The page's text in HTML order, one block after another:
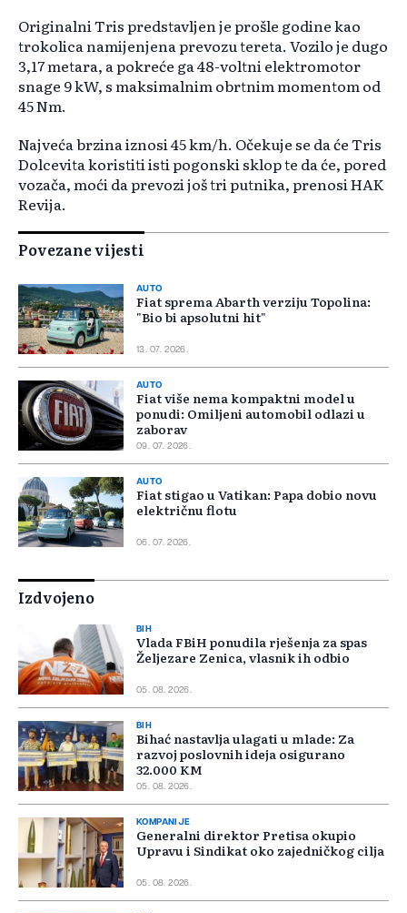
Originalni Tris predstavljen je prošle godine kao
trokolica namijenjena prevozu tereta. Vozilo je dugo
3,17 metara, a pokreće ga 48-voltni elektromotor
snage 9 kW, s maksimalnim obrtnim momentom od
45 Nm.
Najveća brzina iznosi 45 km/h. Očekuje se da će Tris
Dolcevita koristiti isti pogonski sklop te da će, pored
vozača, moći da prevozi još tri putnika, prenosi HAK
Revija.
Povezane vijesti
AUTO
Fiat sprema Abarth verziju Topolina:
"Bio bi apsolutni hit"
13. 07. 2026.
AUTO
Fiat više nema kompaktni model u
ponudi: Omiljeni automobil odlazi u
zaborav
09. 07. 2026.
AUTO
Fiat stigao u Vatikan: Papa dobio novu
električnu flotu
06. 07. 2026.
Izdvojeno
BIH
Vlada FBiH ponudila rješenja za spas
Željezare Zenica, vlasnik ih odbio
05. 08. 2026.
BIH
Bihać nastavlja ulagati u mlade: Za
razvoj poslovnih ideja osigurano
32.000 KM
05. 08. 2026.
KOMPANIJE
Generalni direktor Pretisa okupio
Upravu i Sindikat oko zajedničkog cilja
05. 08. 2026.